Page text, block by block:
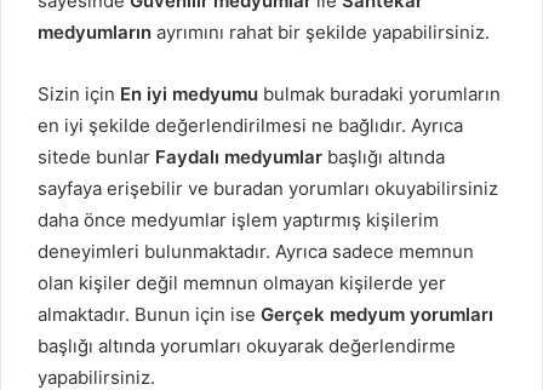
medyumların ayrımını rahat bir şekilde yapabilirsiniz.
Sizin için En iyi medyumu bulmak buradaki yorumların
en iyi şekilde değerlendirilmesi ne bağlıdır. Ayrıca
sitede bunlar Faydalı medyumlar başlığı altında
sayfaya erişebilir ve buradan yorumları okuyabilirsiniz
daha önce medyumlar işlem yaptırmış kişilerim
deneyimleri bulunmaktadır. Ayrıca sadece memnun
olan kişiler değil memnun olmayan kişilerde yer
almaktadır. Bunun için ise Gerçek medyum yorumları
başlığı altında yorumları okuyarak değerlendirme
yapabilirsiniz.